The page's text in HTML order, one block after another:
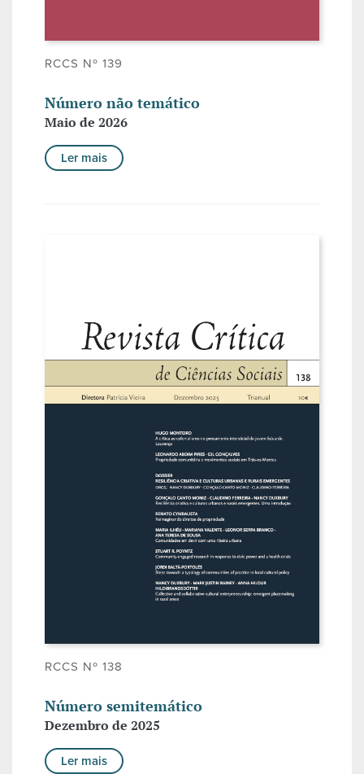
RCCS Nº 139
Número não temático
Maio de 2026
Ler mais
RCCS Nº 138
Número semitemático
Dezembro de 2025
Ler mais